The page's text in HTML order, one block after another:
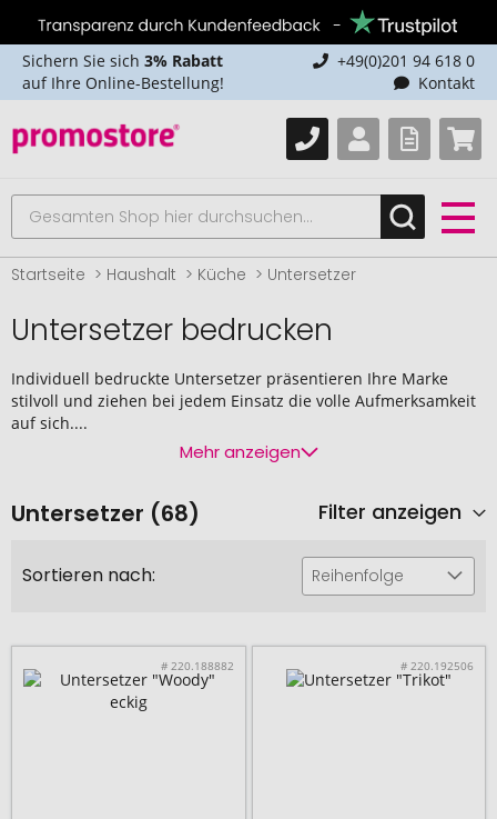
Sichern Sie sich 3% Rabatt
auf Ihre Online-Bestellung!
+49(0)201 94 618 0
Kontakt
Startseite Haushalt Küche Untersetzer
Untersetzer bedrucken
Individuell bedruckte Untersetzer präsentieren Ihre Marke
stilvoll und ziehen bei jedem Einsatz die volle Aufmerksamkeit
auf sich....
Mehr anzeigen
Untersetzer (68) Filter anzeigen
Sortieren nach: Reihenfolge
# 220.188882 # 220.192506